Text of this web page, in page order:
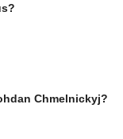
Chmelnickyj?